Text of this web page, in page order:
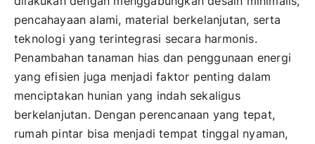
pencahayaan alami, material berkelanjutan, serta
teknologi yang terintegrasi secara harmonis.
Penambahan tanaman hias dan penggunaan energi
yang efisien juga menjadi faktor penting dalam
menciptakan hunian yang indah sekaligus
berkelanjutan. Dengan perencanaan yang tepat,
rumah pintar bisa menjadi tempat tinggal nyaman,